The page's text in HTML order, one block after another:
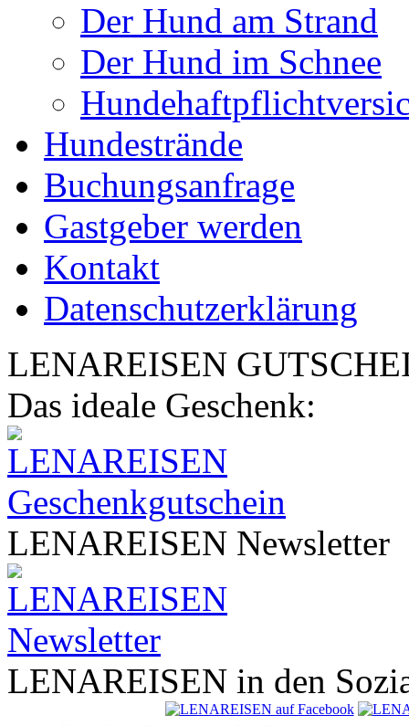
Der Hund am Strand
Der Hund im Schnee
Hundestrände
Buchungsanfrage
Gastgeber werden
Kontakt
Datenschutzerklärung
LENAREISEN
Das ideale Geschenk:
LENAREISEN Newsletter
LENAREISEN in den